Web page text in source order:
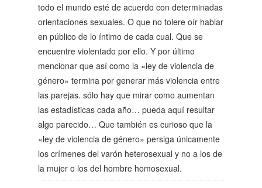
todo el mundo esté de acuerdo con determinadas
orientaciones sexuales. O que no tolere oír hablar
en público de lo íntimo de cada cual. Que se
encuentre violentado por ello. Y por último
mencionar que así como la «ley de violencia de
género» termina por generar más violencia entre
las parejas. sólo hay que mirar como aumentan
las estadísticas cada año… pueda aquí resultar
algo parecido… Que también es curioso que la
«ley de violencia de género» persiga únicamente
los crímenes del varón heterosexual y no a los de
la mujer o los del hombre homosexual.